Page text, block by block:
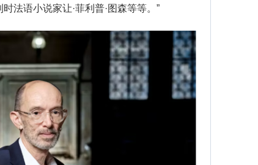
法语小说家让·菲利普·图森等等。”